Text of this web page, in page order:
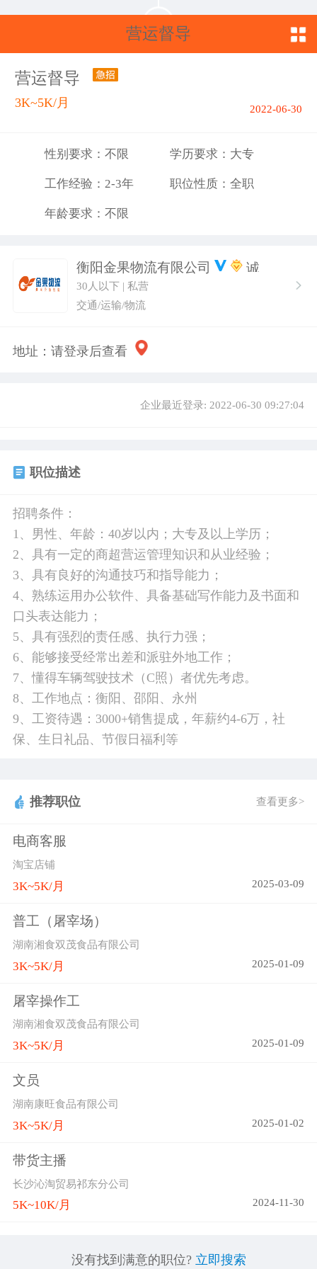
营运督导
营运督导
3K~5K/月 2022-06-30
性别要求：不限 学历要求：大专
工作经验：2-3年 职位性质：全职
年龄要求：不限
衡阳金果物流有限公司
30人以下 | 私营
交通/运输/物流
地址： 请登录后查看
企业最近登录: 2022-06-30 09:27:04
职位描述
招聘条件：
1、男性、年龄：40岁以内；大专及以上学历；
2、具有一定的商超营运管理知识和从业经验；
3、具有良好的沟通技巧和指导能力；
4、熟练运用办公软件、具备基础写作能力及书面和
口头表达能力；
5、具有强烈的责任感、执行力强；
6、能够接受经常出差和派驻外地工作；
7、懂得车辆驾驶技术（C照）者优先考虑。
8、工作地点：衡阳、邵阳、永州
9、工资待遇：3000+销售提成，年薪约4-6万，社
保、生日礼品、节假日福利等
推荐职位 查看更多>
电商客服
淘宝店铺
3K~5K/月 2025-03-09
普工（屠宰场）
湖南湘食双茂食品有限公司
3K~5K/月 2025-01-09
屠宰操作工
湖南湘食双茂食品有限公司
3K~5K/月 2025-01-09
文员
湖南康旺食品有限公司
3K~5K/月 2025-01-02
带货主播
长沙沁淘贸易祁东分公司
5K~10K/月 2024-11-30
没有找到满意的职位? 立即搜索